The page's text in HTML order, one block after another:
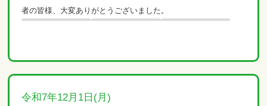
者の皆様、大変ありがとうございました。
令和7年12月1日(月)